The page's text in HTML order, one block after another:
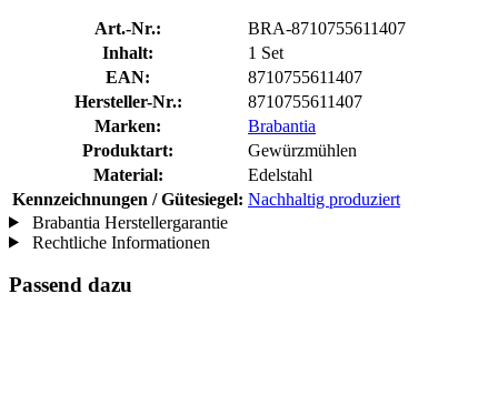
Art.-Nr.:
BRA-8710755611407
Inhalt:
1 Set
EAN:
8710755611407
Hersteller-Nr.:
8710755611407
Marken:
Brabantia
Produktart:
Gewürzmühlen
Material:
Edelstahl
Kennzeichnungen / Gütesiegel: Nachhaltig produziert
Brabantia Herstellergarantie
Rechtliche Informationen
Passend dazu